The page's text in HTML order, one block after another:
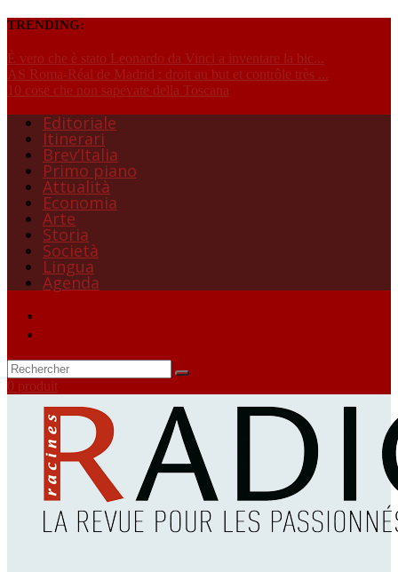
TRENDING:
È vero che è stato Leonardo da Vinci a inventare la bic...
AS Roma-Réal de Madrid : droit au but et contrôle très ...
10 cose che non sapevate della Toscana
Editoriale
Itinerari
Brev’Italia
Primo piano
Attualità
Economia
Arte
Storia
Società
Lingua
Agenda
0 produit